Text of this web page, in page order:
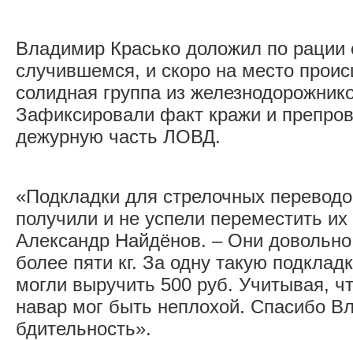
Владимир Красько доложил по рации
случившемся, и скоро на место
солидная группа из
Зафиксировали факт кражи и
дежурную часть ЛОВД.
«Подкладки для стрелочных
получили и не успели переместить
Александр Найдёнов. – Они
более пяти кг. За одну такую
могли выручить 500 руб. Учитывая,
навар мог быть неплохой. Спасибо
бдительность».